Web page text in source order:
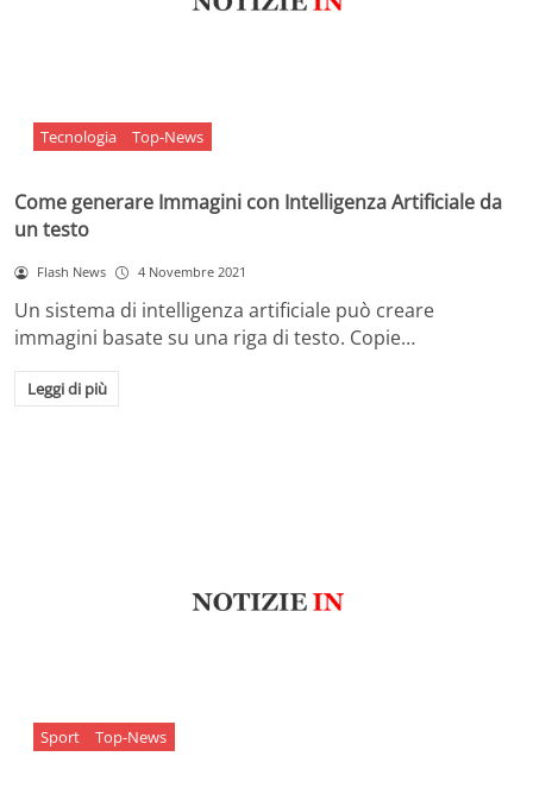
Tecnologia Top-News
Come generare Immagini con Intelligenza Artificiale da
un testo
Flash News 4 Novembre 2021
Un sistema di intelligenza artificiale può creare
immagini basate su una riga di testo. Copie…
Leggi di più
Sport Top-News